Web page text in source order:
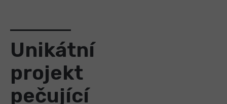
Unikátní
projekt
pečující